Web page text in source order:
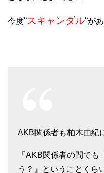
今度“スキャンダル“が
AKB関係者も柏木由紀
「AKB関係者の間で
う？』ということくら